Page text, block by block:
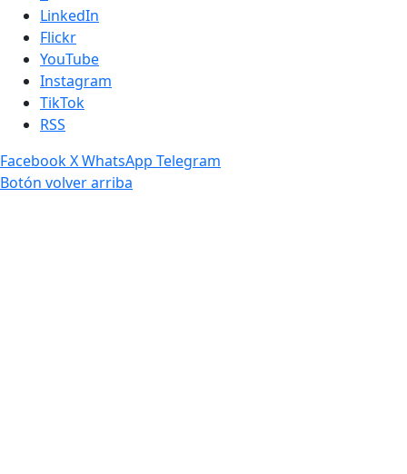
LinkedIn
Flickr
YouTube
Instagram
TikTok
RSS
FacebookXWhatsApp Telegram
Botón volver arriba